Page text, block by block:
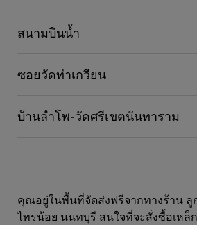
สนามบินน้ำ
ซอยวัดท่าเกวียน
บ้านลำโพ-วัดศรีเขตนันทาราม
คุณอยู่ในพื้นที่จัดส่งฟรีจากทางร้าน ลู
ไทรน้อย นนทบุรี สนใจที่จะสั่งซื้อเหล็